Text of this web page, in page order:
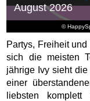
©
August 2026
Partys, Freiheit
sich die meisten
jährige Ivy sieht
einer
liebsten